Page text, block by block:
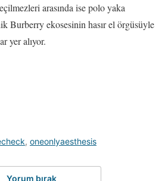
arasında ise polo yaka
Burberry ekosesinin hasır el örgüsüyle
yer alıyor.
, oneonlyaesthesis
Yorum bırak